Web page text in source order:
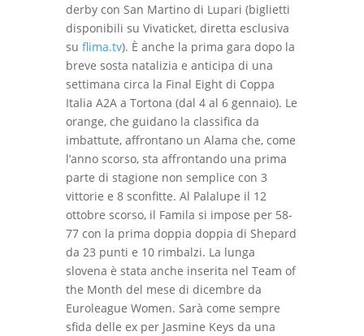
derby con San Martino di Lupari (biglietti
disponibili su Vivaticket, diretta esclusiva
su flima.tv). È anche la prima gara dopo la
breve sosta natalizia e anticipa di una
settimana circa la Final Eight di Coppa
Italia A2A a Tortona (dal 4 al 6 gennaio). Le
orange, che guidano la classifica da
imbattute, affrontano un Alama che, come
l’anno scorso, sta affrontando una prima
parte di stagione non semplice con 3
vittorie e 8 sconfitte. Al Palalupe il 12
ottobre scorso, il Famila si impose per 58-
77 con la prima doppia doppia di Shepard
da 23 punti e 10 rimbalzi. La lunga
slovena è stata anche inserita nel Team of
the Month del mese di dicembre da
Euroleague Women. Sarà come sempre
sfida delle ex per Jasmine Keys da una